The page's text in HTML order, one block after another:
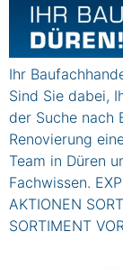
Ihr
Sind Sie dabei,
der Suche nach
Renovierung
Team in Düren
Fachwissen.
AKTIONEN
SORTIMENT